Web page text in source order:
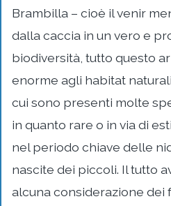
Brambilla – cioè il venir
dalla caccia in un vero e
biodiversità, tutto questo
enorme agli habitat
cui sono presenti molte
in quanto rare o in via di
nel periodo chiave delle
nascite dei piccoli. Il tutto
alcuna considerazione dei